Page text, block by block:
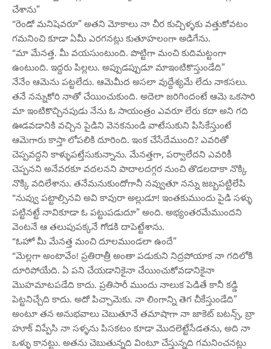
చేశాను”
“రెండో మనిషెవరూ” అతని మోకాలు నా చీర కుచ్చిళ్ళకు వత్తుకోవటం
గమనించి కూడా ఏమీ ఎరగనట్లు కుతూహలంగా అడిగేను.
“మా మేనత్త. మీ వయసుంటుంది. పొట్టిగా మంచి కుదిమట్టంగా
ఉంటుంది. ఇద్దరు పిల్లలు. అప్పుడప్పుడూ మాఇంటికొస్తుండేది”
నేనేం ఆమెను పట్టలేదు. ఆమెమీద అసలా వుద్దేశ్యమే లేదు నాకసలు.
తనే నన్నుకోరి నాతో చేయించుకుంది. అదెలా జరిగిందంటే ఆమె ఒకసారి
మా ఇంటికొచ్చినపుడు నేను ఓ సాయంత్రం ఎవరూ లేరు కదా అని గది
ఊడవడానికి వచ్చిన పైడిని వెనకనుండి వాటేసుకుని పిసికేస్తుంటే
ఆమెగారు కాస్తా లోపలికి దూరింది. ఇంక చేసేదేముంది? ఎవరితో
చెప్పవద్దని కాళ్ళుపట్తేసుకున్నాను. మేనత్తగా, పర్వాలేదని ఎవరికీ
చెప్పనని అనేవరకూ వదలనని పాదాలదగ్గర నుంచి తొడలదాకా నొక్కి
నొక్కి వదిలేశాను. తనేమనుకుందోగానీ నవ్వుతూ నన్ను జబ్బపట్టిలేపి
“నువ్వు పట్టాల్సినవి అవి కావురా అల్లుడూ! ఇంతకుముందు పైడి సళ్ళు
పట్టినట్టే నావికూడా ఓ పట్టుపడుదూ” అంది. అభ్యంతరమేముందని
వెంటనే ఆ తలుపుపక్కనే గోడకి దాపెట్టేశాను.
“ఓహో మీ మేనత్త మంచి దూలముండలా ఉందే”
“మెల్లగా అంటావేం! ప్రతిరాత్రీ అంతా పడుకుని నిద్రపోయాక నా గదిలోకి
దూరిపోయేది. ఏ పని చేయడానికైనా చేయించుకోవడానికైనా
మొహమాటపడేది కాదు. ప్రతిసారీ ముందు నాలుక పెడితే కానీ కడ్డి
పెట్టనిచ్చేది కాదు. అదో పిచ్చామెకు. నా లింగాన్ని తెగ చీకేస్తుండేది”
అంటూ తన అనుభవాలు చెబుతూనే తమాషాగా నా జాకెట్ బటన్స్, బ్రా
హూక్ విప్పేసి నా సళ్ళను పిసకటం కూడా మొదలెట్టేసేడతను, అది నా
ఒళ్ళు కానట్టు. అతను చెబుతున్నది వింటూ చేస్తున్నది గమనించనట్లు